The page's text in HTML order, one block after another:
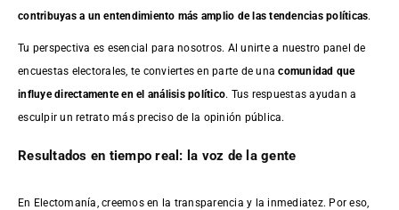
contribuyas a un entendimiento más amplio de las tendencias políticas.
Tu perspectiva es esencial para nosotros. Al unirte a nuestro panel de
encuestas electorales, te conviertes en parte de unacomunidad que
influye directamente en el análisis político. Tus respuestas ayudan a
esculpir un retrato más preciso de la opinión pública.
Resultados en tiempo real: la voz de la gente
En Electomanía, creemos en la transparencia y la inmediatez. Por eso,